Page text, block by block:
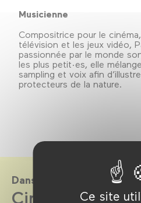
Ce site
Musicienne
Compositrice pour le
télévision et les jeux vidéo,
passionnée par le monde
les plus petit·es, elle
sampling et voix afin
protecteurs de la nature.
Dans le cadre de
CinéKids